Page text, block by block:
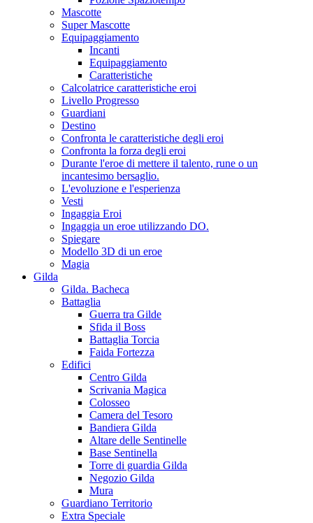
Mascotte
Super Mascotte
Equipaggiamento
Incanti
Equipaggiamento
Caratteristiche
Calcolatrice caratteristiche eroi
Livello Progresso
Guardiani
Destino
Confronta le caratteristiche degli eroi
Confronta la forza degli eroi
Durante l'eroe di mettere il talento, rune o un
incantesimo bersaglio.
L'evoluzione e l'esperienza
Vesti
Ingaggia Eroi
Ingaggia un eroe utilizzando DO.
Spiegare
Modello 3D di un eroe
Magia
Gilda
Gilda. Bacheca
Battaglia
Guerra tra Gilde
Sfida il Boss
Battaglia Torcia
Faida Fortezza
Edifici
Centro Gilda
Scrivania Magica
Colosseo
Camera del Tesoro
Bandiera Gilda
Altare delle Sentinelle
Base Sentinella
Torre di guardia Gilda
Negozio Gilda
Mura
Guardiano Territorio
Extra Speciale